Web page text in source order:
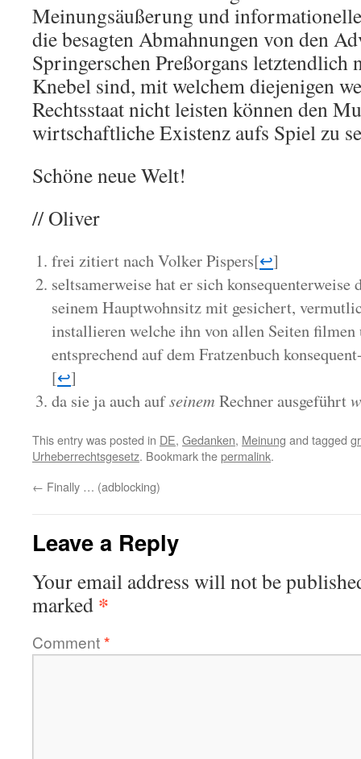
Meinungsäußerung und
die besagten Abmahnungen von den
Springerschen Preßorgans letztendlich
Knebel sind, mit welchem diejenigen
Rechtsstaat nicht leisten können den
wirtschaftliche Existenz aufs Spiel zu
Schöne neue Welt!
// Oliver
frei zitiert nach Volker Pispers[↩]
seltsamerweise hat er sich konsequenterweise
seinem Hauptwohnsitz mit gesichert,
installieren welche ihn von allen Seiten filmen
entsprechend auf dem Fratzenbuch
[↩]
da sie ja auch aufseinem Rechner ausgeführt
This entry was posted in DE, Gedanken, Meinung and tagged
Urheberrechtsgesetz. Bookmark thepermalink.
← Finally … (adblocking)
Leave a Reply
Your email address will not be
marked *
Comment*